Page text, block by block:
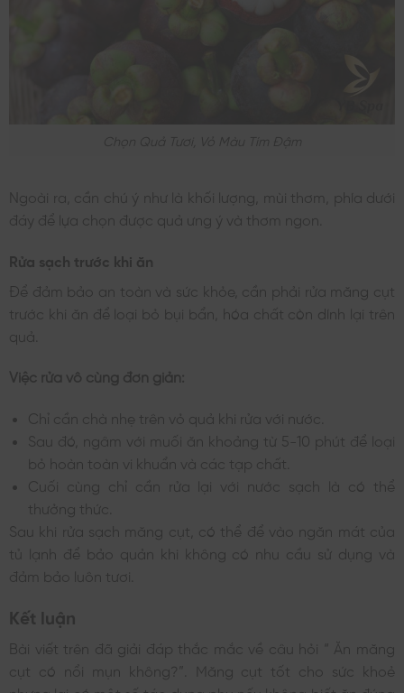
Chọn Quả Tươi, Vỏ Màu Tím Đậm
Ngoài ra, cần chú ý như là khối lượng, mùi thơm, phía dưới
đáy để lựa chọn được quả ưng ý và thơm ngon.
Rửa sạch trước khi ăn
Để đảm bảo an toàn và sức khỏe, cần phải rửa măng cụt
trước khi ăn để loại bỏ bụi bẩn, hóa chất còn dính lại trên
quả.
Việc rửa vô cùng đơn giản:
Chỉ cần chà nhẹ trên vỏ quả khi rửa với nước.
Sau đó, ngâm với muối ăn khoảng từ 5-10 phút để loại
bỏ hoàn toàn vi khuẩn và các tạp chất.
Cuối cùng chỉ cần rửa lại với nước sạch là có thể
thưởng thức.
Sau khi rửa sạch măng cụt, có thể để vào ngăn mát của
tủ lạnh để bảo quản khi không có nhu cầu sử dụng và
đảm bảo luôn tươi.
Kết luận
Bài viết trên đã giải đáp thắc mắc về câu hỏi “ Ăn măng
cụt có nổi mụn không?”. Măng cụt tốt cho sức khoẻ